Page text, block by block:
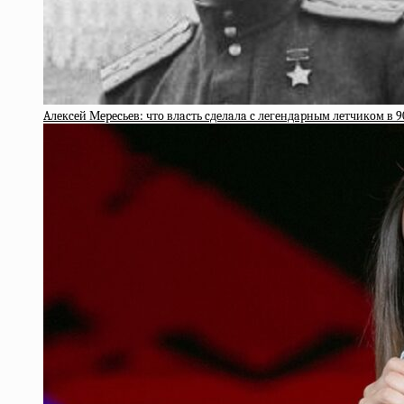
Aлeкceй Мepecьeв: чтo влacть cдeлaлa c лeгeндapным лeтчикoм в